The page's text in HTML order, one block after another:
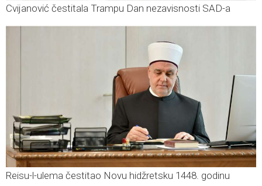
Cvijanović čestitala Trampu Dan nezavisnosti SAD-a
Reisu-l-ulema čestitao Novu hidžretsku 1448. godinu